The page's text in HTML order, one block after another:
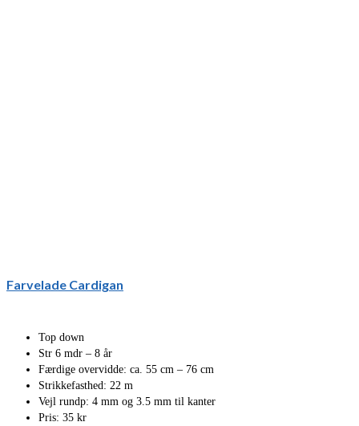
Farvelade Cardigan
Top down
Str 6 mdr – 8 år
Færdige overvidde: ca. 55 cm – 76 cm
Strikkefasthed: 22 m
Vejl rundp: 4 mm og 3.5 mm til kanter
Pris: 35 kr